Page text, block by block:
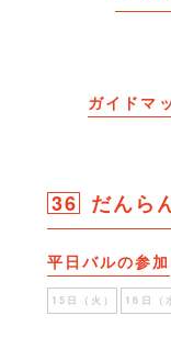
ガイドマ
36 だんら
平日バルの参加
15日（火） 16日（